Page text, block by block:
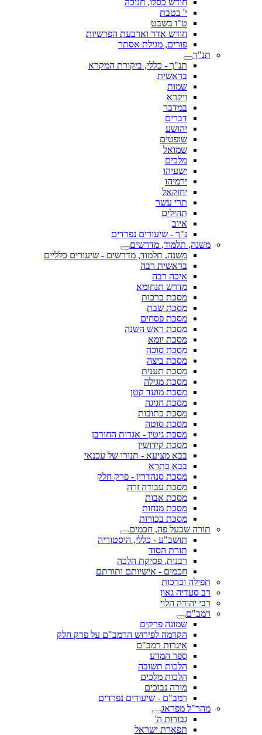
חודש כסלו, חנוכה
י' בטבת
ט"ו בשבט
חודש אדר וארבעת הפרשיות
פורים, מגילת אסתר
תנ"ך
תנ"ך - כללי, ביקורת המקרא
בראשית
שמות
ויקרא
במדבר
דברים
יהושע
שופטים
שמואל
מלכים
ישעיהו
ירמיהו
יחזקאל
תרי עשר
תהילים
איוב
נ"ך - שיעורים נפרדים
משנה, תלמוד, מדרשים
משנה, תלמוד, מדרשים - שיעורים כלליים
בראשית רבה
איכה רבה
מדרש תנחומא
מסכת ברכות
מסכת שבת
מסכת פסחים
מסכת ראש השנה
מסכת יומא
מסכת סוכה
מסכת ביצה
מסכת תענית
מסכת מגילה
מסכת מועד קטן
מסכת חגיגה
מסכת כתובות
מסכת סוטה
מסכת גיטין - אגדות החורבן
מסכת קידושין
בבא מציעא - תנורו של עכנאי
בבא בתרא
מסכת סנהדרין - פרק חלק
מסכת עבודה זרה
מסכת אבות
מסכת מנחות
מסכת בכורות
תורה שבעל פה, חכמים
תושב"ע - כללי, היסטוריה
תורת הסוד
רבנות, פסיקת הלכה
חכמים - אישיותם ותורתם
תפילה וברכות
רב סעדיה גאון
רבי יהודה הלוי
רמב"ם
שמונה פרקים
הקדמה לפירוש הרמב"ם על פרק חלק
איגרות רמב"ם
ספר המדע
הלכות תשובה
הלכות מלכים
מורה נבוכים
רמב"ם - שיעורים נפרדים
מהר"ל מפראג
גבורות ה'
תפארת ישראל